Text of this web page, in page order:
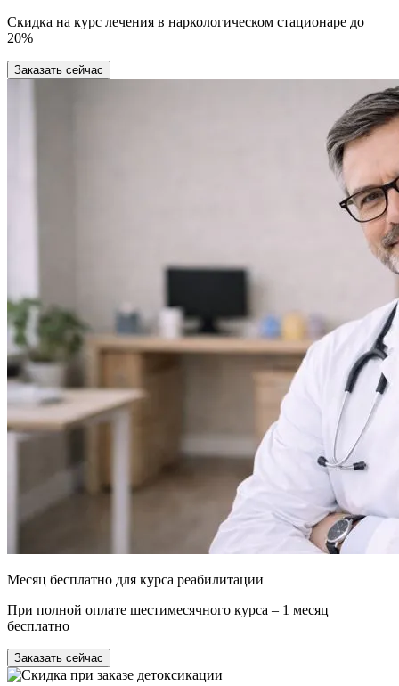
Скидка на курс лечения в наркологическом стационаре до
20%
Заказать сейчас
Месяц бесплатно для курса реабилитации
При полной оплате шестимесячного курса – 1 месяц
бесплатно
Заказать сейчас